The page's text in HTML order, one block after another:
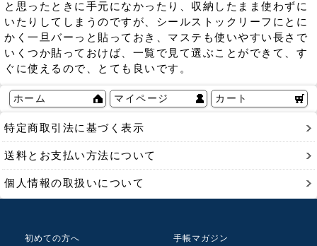
と思ったときに手元になかったり、収納したまま使わずに
いたりしてしまうのですが、シールストックリーフにとに
かく一旦バーっと貼っておき、マステも使いやすい長さで
いくつか貼っておけば、一覧で見て選ぶことができて、す
ぐに使えるので、とても良いです。
ホーム マイページ カート
特定商取引法に基づく表示
送料とお支払い方法について
個人情報の取扱いについて
初めての方へ 手帳マガジン